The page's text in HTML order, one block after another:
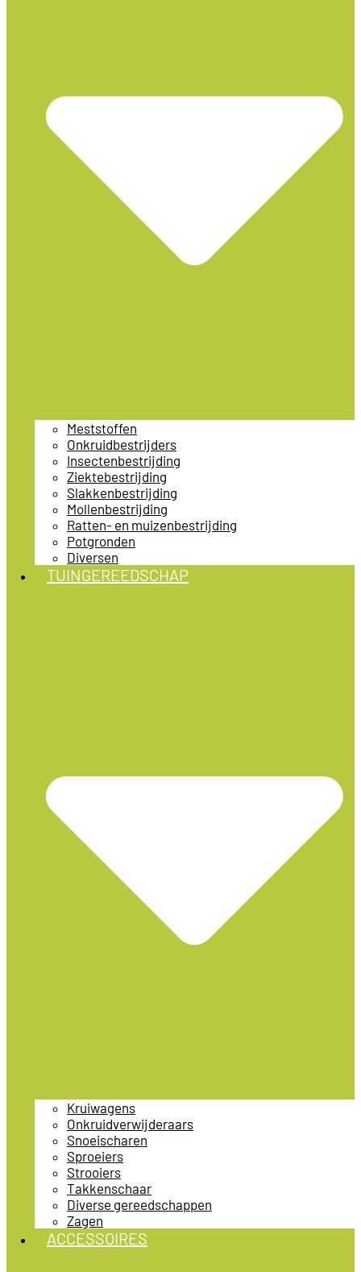
Meststoffen
Onkruidbestrijders
Insectenbestrijding
Ziektebestrijding
Slakkenbestrijding
Mollenbestrijding
Ratten- en muizenbestrijding
Potgronden
Diversen
TUINGEREEDSCHAP
Kruiwagens
Onkruidverwijderaars
Snoeischaren
Sproeiers
Strooiers
Takkenschaar
Diverse gereedschappen
Zagen
ACCESSOIRES